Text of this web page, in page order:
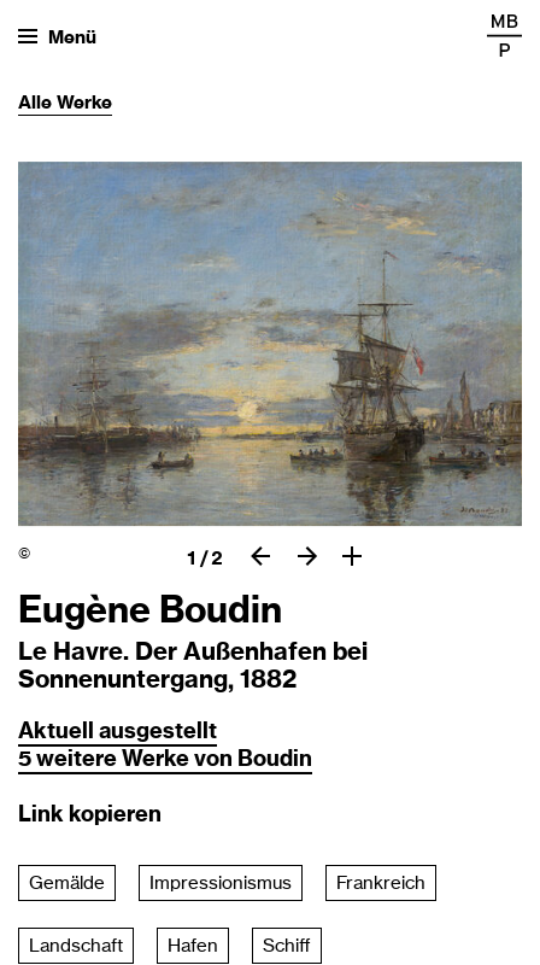
Menü
Alle Werke
© 1 / 2
Eugène Boudin
Le Havre. Der Außenhafen bei
Sonnenuntergang, 1882
Aktuell ausgestellt
5 weitere Werke von Boudin
Link kopieren
Gemälde Impressionismus Frankreich
Landschaft Hafen Schiff